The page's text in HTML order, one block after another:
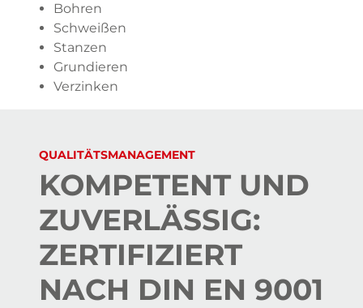
Bohren
Schweißen
Stanzen
Grundieren
Verzinken
QUALITÄTSMANAGEMENT
KOMPETENT UND
ZUVERLÄSSIG:
ZERTIFIZIERT
NACH DIN EN 9001